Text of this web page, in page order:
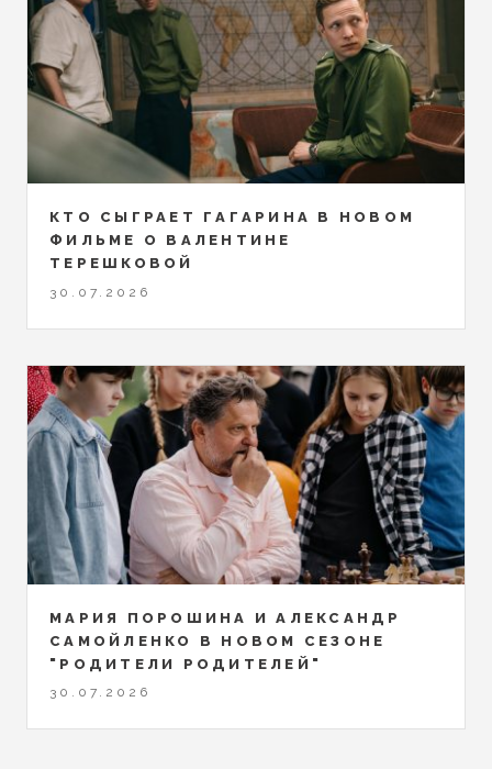
КТО СЫГРАЕТ ГАГАРИНА В НОВОМ
ФИЛЬМЕ О ВАЛЕНТИНЕ
ТЕРЕШКОВОЙ
30.07.2026
МАРИЯ ПОРОШИНА И АЛЕКСАНДР
САМОЙЛЕНКО В НОВОМ СЕЗОНЕ
"РОДИТЕЛИ РОДИТЕЛЕЙ"
30.07.2026